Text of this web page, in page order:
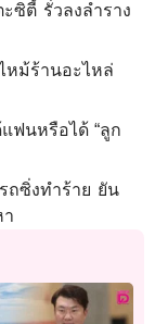
ซิตี้ รั่วลงลำราง
หม้ร้านอะไหล่
ฟนหรือได้ “ลูก
ถซิ่งทำร้าย ยัน